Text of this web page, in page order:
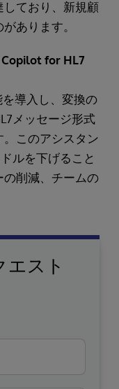
しており、新規顧
あります。
for HL7
導入し、変換の
メッセージ形式
このアシスタン
ルを下げること
削減、チームの
スト